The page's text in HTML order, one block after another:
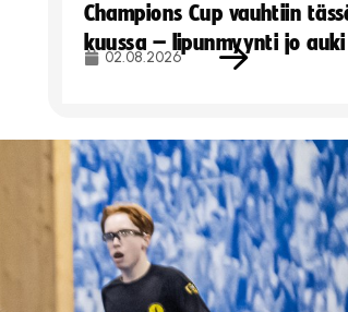
Champions Cup vauhtiin
kuussa – lipunmyynti jo auki
02.08.2026